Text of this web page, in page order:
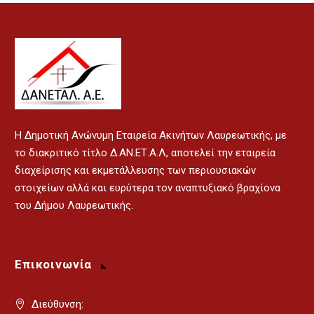
H Δημοτική Ανώνυμη Εταιρεία Ακινήτων Λαυρεωτικής, με
το διακριτικό τίτλο Δ.ΑΝ.ΕΤ.Α.Λ, αποτελεί την εταιρεία
διαχείρισης και εκμετάλλευσης των περιουσιακών
στοιχείων αλλά και ευρύτερα τον αναπτυξιακό βραχίονα
του Δήμου Λαυρεωτικής.
Επικοινωνία
Διεύθυνση: